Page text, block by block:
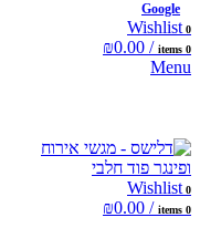
Google
0
Wishlist
0
items
/
₪0.00
Menu
0
Wishlist
0
items
/
₪0.00